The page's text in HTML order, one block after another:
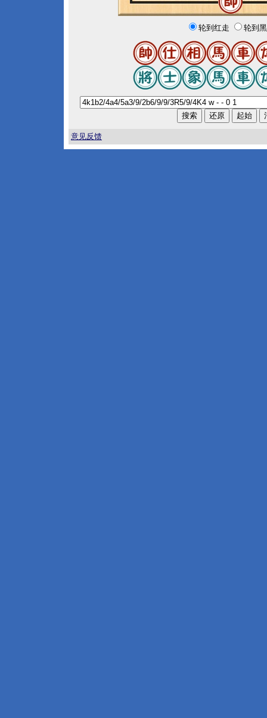
轮到红走 轮到
意见反馈